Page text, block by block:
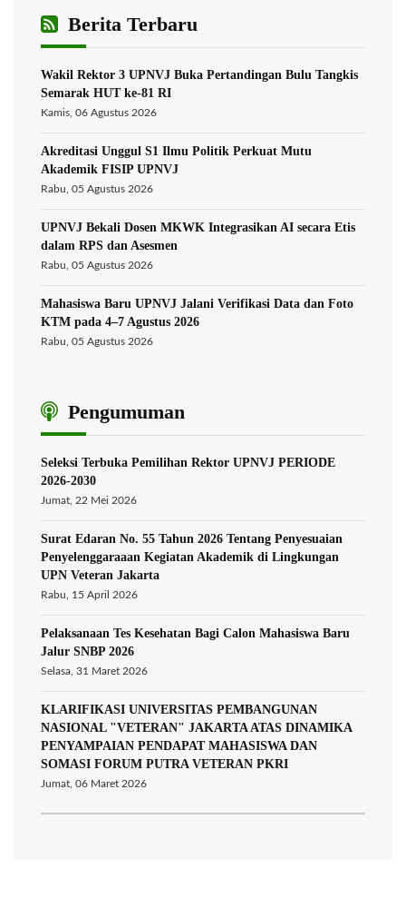
Berita Terbaru
Wakil Rektor 3 UPNVJ Buka Pertandingan Bulu Tangkis
Semarak HUT ke-81 RI
Kamis, 06 Agustus 2026
Akreditasi Unggul S1 Ilmu Politik Perkuat Mutu
Akademik FISIP UPNVJ
Rabu, 05 Agustus 2026
UPNVJ Bekali Dosen MKWK Integrasikan AI secara Etis
dalam RPS dan Asesmen
Rabu, 05 Agustus 2026
Mahasiswa Baru UPNVJ Jalani Verifikasi Data dan Foto
KTM pada 4–7 Agustus 2026
Rabu, 05 Agustus 2026
Pengumuman
Seleksi Terbuka Pemilihan Rektor UPNVJ PERIODE
2026-2030
Jumat, 22 Mei 2026
Surat Edaran No. 55 Tahun 2026 Tentang Penyesuaian
Penyelenggaraaan Kegiatan Akademik di Lingkungan
UPN Veteran Jakarta
Rabu, 15 April 2026
Pelaksanaan Tes Kesehatan Bagi Calon Mahasiswa Baru
Jalur SNBP 2026
Selasa, 31 Maret 2026
KLARIFIKASI UNIVERSITAS PEMBANGUNAN
NASIONAL "VETERAN" JAKARTA ATAS DINAMIKA
PENYAMPAIAN PENDAPAT MAHASISWA DAN
SOMASI FORUM PUTRA VETERAN PKRI
Jumat, 06 Maret 2026